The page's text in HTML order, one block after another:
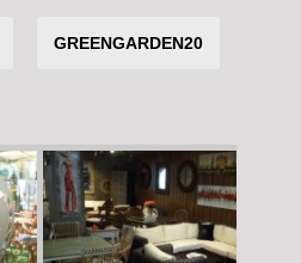
GREENGARDEN20